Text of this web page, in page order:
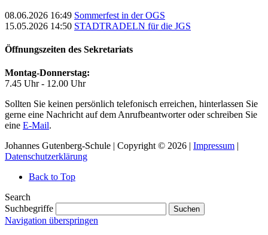
08.06.2026 16:49 Sommerfest in der OGS
15.05.2026 14:50 STADTRADELN für die JGS
Öffnungszeiten des Sekretariats
Montag-Donnerstag:
7.45 Uhr - 12.00 Uhr
Sollten Sie keinen persönlich telefonisch erreichen, hinterlassen Sie
gerne eine Nachricht auf dem Anrufbeantworter oder schreiben Sie
eine E-Mail.
Johannes Gutenberg-Schule | Copyright © 2026 | Impressum
Datenschutzerklärung
Back to Top
Search
Suchbegriffe
Suchen
Navigation überspringen